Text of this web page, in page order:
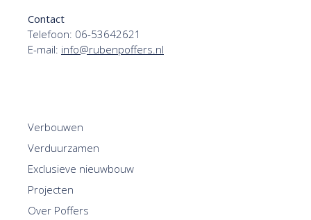
Contact
Telefoon: 06-53642621
E-mail: info@rubenpoffers.nl
Verbouwen
Verduurzamen
Exclusieve nieuwbouw
Projecten
Over Poffers